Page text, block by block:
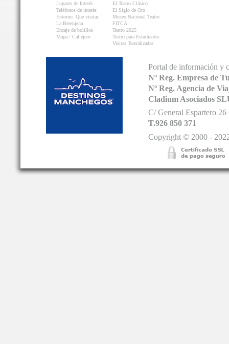
Lugares de Interés
Teléfonos de interés
Entorno. Que visitar.
La Berenjena
Encaje de bolillos
Mapa / Callejero
El Teatro Clásico
El Siglo de Oro
Museo Nacional Teatro
FITCA
Teatro 2025
Teatro para Estudiantes
Visitas Teatralizadas
Portal de información y
Nº Reg. Empresa de
Nº Reg. Agencia de
Cladium Asociados
C/ General Espartero
T.926 850 371
Copyright © 2000 -